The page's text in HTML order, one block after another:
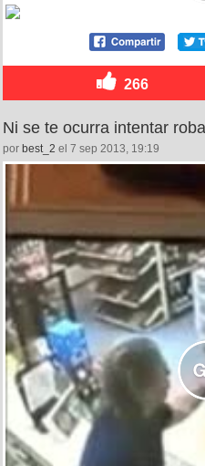
266
Ni se te ocurra intentar
por best_2 el 7 sep 2013, 19:19